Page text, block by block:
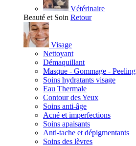
Vétérinaire
Beauté et Soin Retour
Visage
Nettoyant
Démaquillant
Masque - Gommage - Peeling
Soins hydratants visage
Eau Thermale
Contour des Yeux
Soins anti-âge
Acné et imperfections
Soins apaisants
Anti-tache et dépigmentants
Soins des lèvres